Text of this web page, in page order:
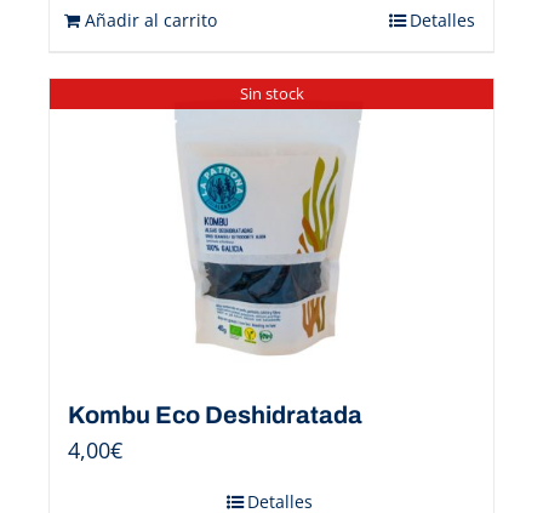
Añadir al carrito Detalles
Sin stock
Kombu Eco Deshidratada
4,00€
Detalles